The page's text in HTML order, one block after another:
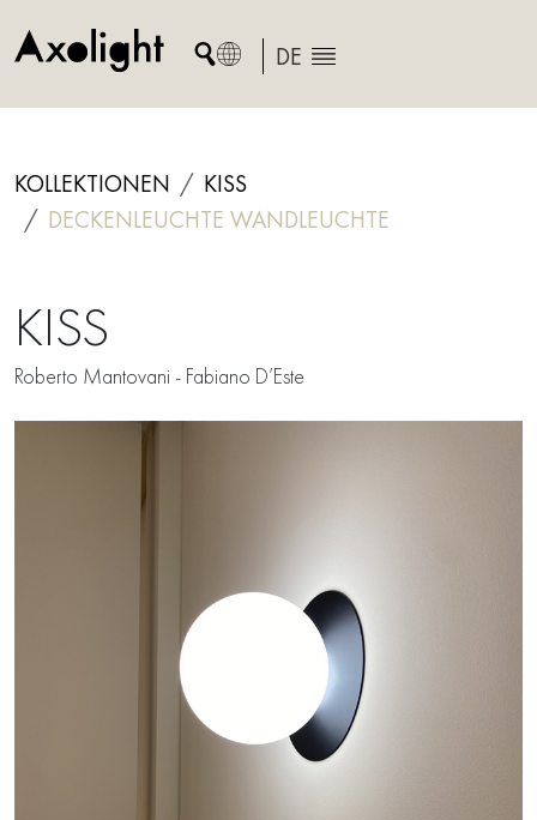
to
DE
KOLLEKTIONEN
KISS
DECKENLEUCHTE WANDLEUCHTE
KISS
Roberto Mantovani - Fabiano D’Este